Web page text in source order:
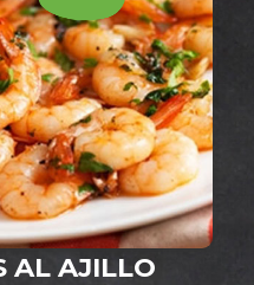
AL AJILLO